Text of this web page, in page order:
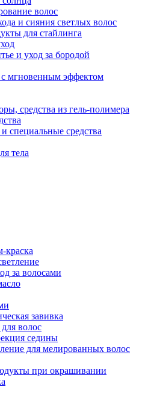
волос
и сияния светлых волос
для стайлинга
и уход за бородой
мгновенным эффектом
средства из гель-полимера
специальные средства
тела
краска
за волосами
завивка
волос
седины
для мелированных волос
при окрашивании